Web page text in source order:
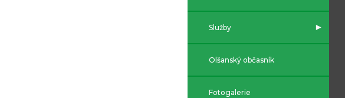
Služby
Olšanský občasník
Fotogalerie